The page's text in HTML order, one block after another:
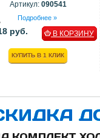
Артикул: 090541
Подробнее »
руб. В КОРЗИНУ
КУПИТЬ В 1 КЛИК